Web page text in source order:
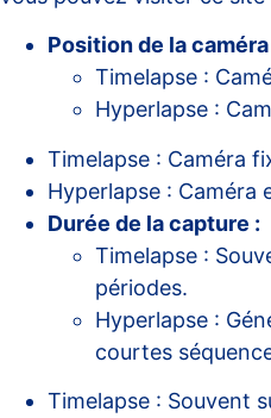
Position de la caméra
Timelapse :
Hyperlapse :
Timelapse : Caméra
Hyperlapse : Caméra
Durée de la capture :
Timelapse :
périodes.
Hyperlapse :
courtes
Timelapse : Souvent